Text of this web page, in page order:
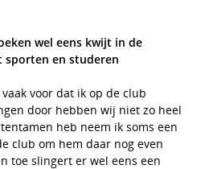
wel eens kwijt in de
sporten en studeren
voor dat ik op de club
door hebben wij niet zo heel
heb neem ik soms een
club om hem daar nog even
toe slingert er wel eens een